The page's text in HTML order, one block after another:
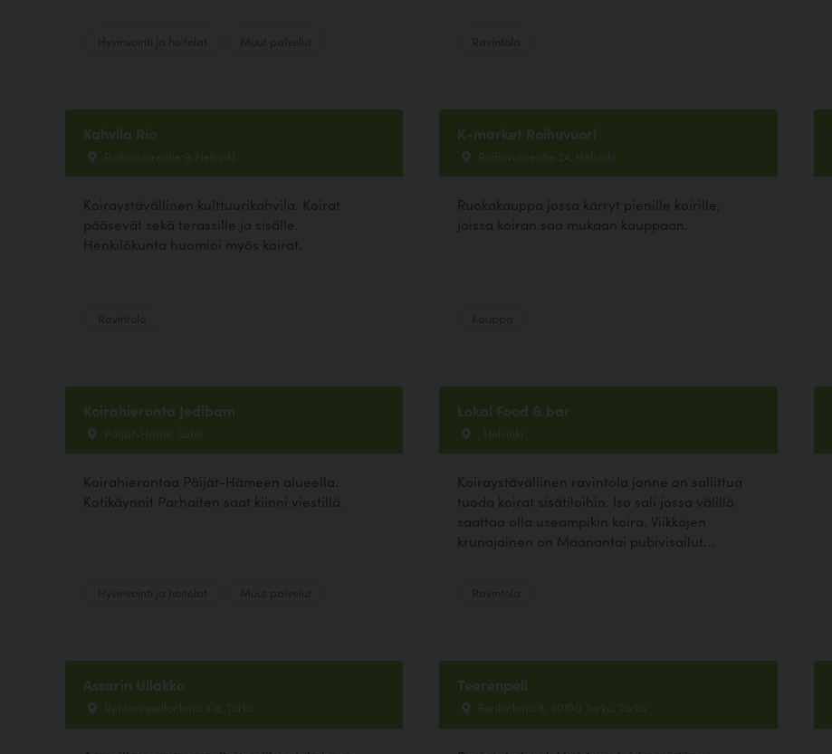
Kahvila Rio
Roihuvuorentie 9, Helsinki
Koiraystävällinen kulttuurikahvila. Koirat
pääsevät sekä terassille ja sisälle.
Henkilökunta huomioi myös koirat.
K-market Roihuvuori
Roihuvuorentie 24, Helsinki
Ruokakauppa jossa kärryt pienille koirille,
joissa koiran saa mukaan kauppaan.
Koirahieronta Jedibam
Päijät-Häme, Lahti
Koirahierontaa Päijät-Hämeen alueella.
Kotikäynnit Parhaiten saat kiinni viestillä.
Lokal Food & bar
, Helsinki
Koiraystävällinen ravintola jonne on sallittua
tuoda koirat sisätiloihin. Iso sali jossa välillä
saattaa olla useampikin koira. Viikkojen
krunajainen on Maanantai pubivisailut...
Assarin Ullakko
Rehtorinpellonkatu 4 a, Turku
Teerenpeli
Eerikinkatu 8, 20100 Turku, Turku